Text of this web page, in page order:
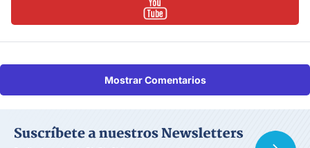
Mostrar Comentarios